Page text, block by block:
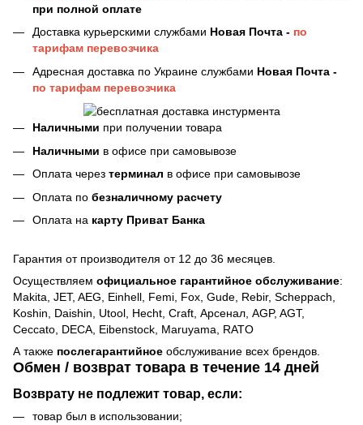
при полной оплате
Доставка курьерскими службами Новая Почта - по
тарифам перевозчика
Адресная доставка по Украине службами Новая Почта -
по тарифам перевозчика
Наличными при получении товара
Наличными в офисе при самовывозе
Оплата через терминал в офисе при самовывозе
Оплата по безналичному расчету
Оплата на карту Приват Банка
Гарантия от производителя от 12 до 36 месяцев.
Осуществляем официальное гарантийное обслуживание:
Makita, JET, AEG, Einhell, Femi, Fox, Gude, Rebir, Scheppach,
Koshin, Daishin, Utool, Hecht, Craft, Арсенал, AGP, AGT,
Ceccato, DECA, Eibenstock, Maruyama, RATO
А также послегарантийное обслуживание всех брендов.
Обмен / возврат товара в течение 14 дней
Возврату не подлежит товар, если:
товар был в использовании;